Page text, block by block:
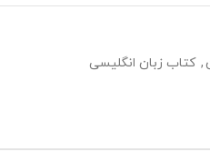
, کتاب زبان انگلیسی